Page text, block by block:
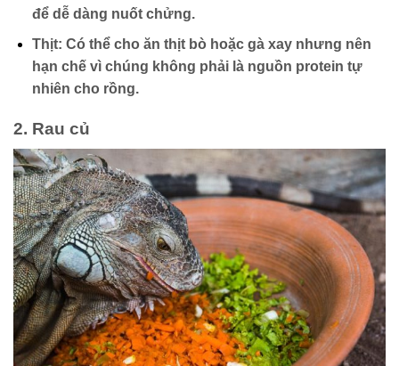
để dễ dàng nuốt chửng.
Thịt: Có thể cho ăn thịt bò hoặc gà xay nhưng nên
hạn chế vì chúng không phải là nguồn protein tự
nhiên cho rồng.
2. Rau củ